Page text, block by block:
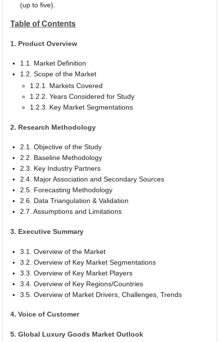
(up to five).
Table of Contents
1. Product Overview
1.1. Market Definition
1.2. Scope of the Market
1.2.1. Markets Covered
1.2.2. Years Considered for Study
1.2.3. Key Market Segmentations
2. Research Methodology
2.1. Objective of the Study
2.2. Baseline Methodology
2.3. Key Industry Partners
2.4. Major Association and Secondary Sources
2.5. Forecasting Methodology
2.6. Data Triangulation & Validation
2.7. Assumptions and Limitations
3. Executive Summary
3.1. Overview of the Market
3.2. Overview of Key Market Segmentations
3.3. Overview of Key Market Players
3.4. Overview of Key Regions/Countries
3.5. Overview of Market Drivers, Challenges, Trends
4. Voice of Customer
5. Global Luxury Goods Market Outlook